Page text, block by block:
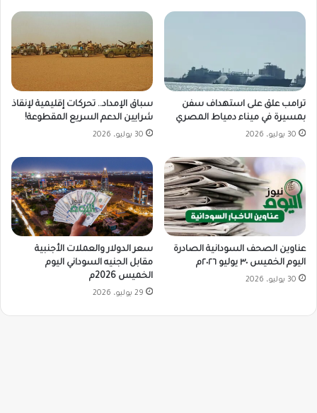
ترامب علق على استهداف سفن
بمسيرة في ميناء دمياط المصري
30 يوليو، 2026
سباق الإمداد.. تحركات إقليمية لإنقاذ
شرايين الدعم السريع المقطوعة!
30 يوليو، 2026
عناوين الصحف السودانية الصادرة
اليوم الخميس ٣٠ يوليو ٢٠٢٦م
30 يوليو، 2026
سعر الدولار والعملات الأجنبية
مقابل الجنيه السوداني اليوم
الخميس 2026م
29 يوليو، 2026